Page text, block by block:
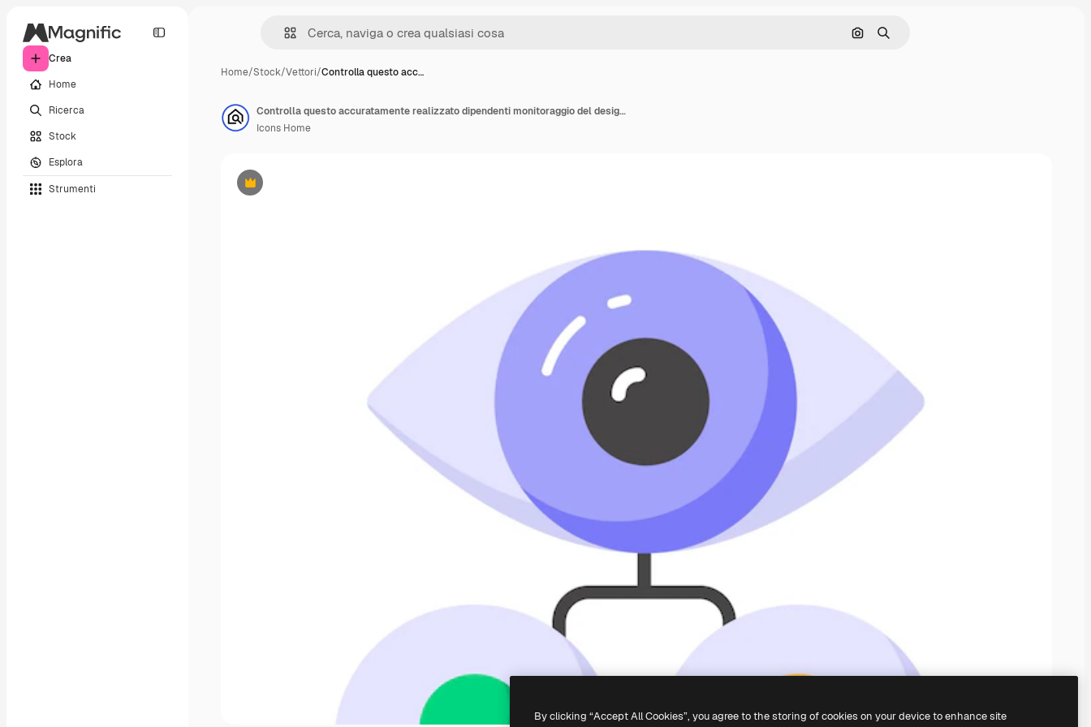
Crea
Home
Ricerca
Stock
Esplora
Strumenti
Cerca per immagine
Ricerca
Home/Stock/Vettori/Controlla questo acc…
Premium
Controlla questo accuratamente realizzato dipendenti monitoraggio del design vettoriale isolato su sfondo bianco
Icons Home
By clicking “Accept All Cookies”, you agree to the storing of cookies on your device to enhance site